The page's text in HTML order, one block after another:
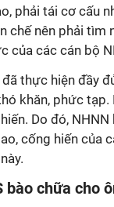
phải tái cơ cấu
chế nên phải
của các cán bộ
đã thực hiện đầy
khăn, phức
Do đó,
cống hiến của
bào chữa cho